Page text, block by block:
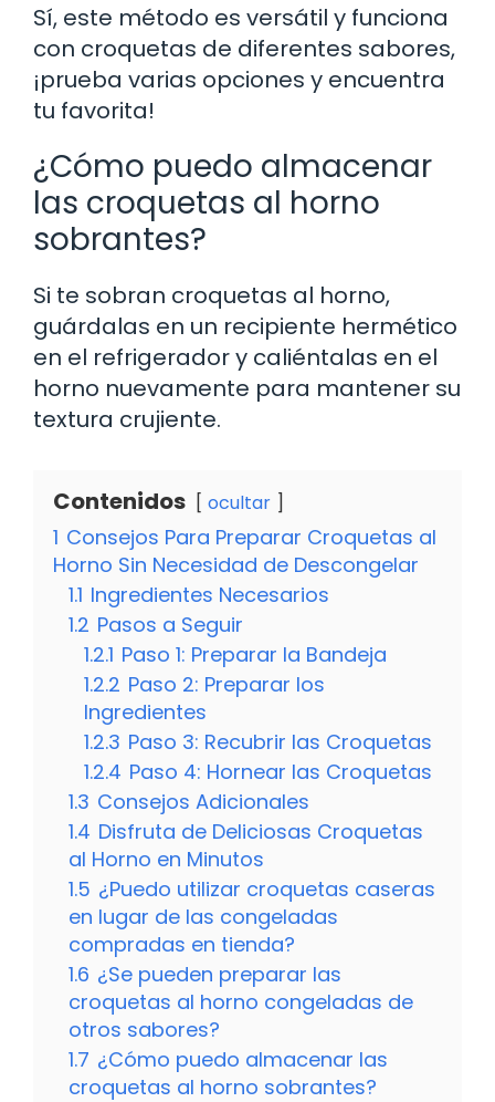
Sí, este método es versátil y funciona
con croquetas de diferentes sabores,
¡prueba varias opciones y encuentra
tu favorita!
¿Cómo puedo almacenar
las croquetas al horno
sobrantes?
Si te sobran croquetas al horno,
guárdalas en un recipiente hermético
en el refrigerador y caliéntalas en el
horno nuevamente para mantener su
textura crujiente.
Contenidos ocultar
1 Consejos Para Preparar Croquetas al
Horno Sin Necesidad de Descongelar
1.1 Ingredientes Necesarios
1.2 Pasos a Seguir
1.2.1 Paso 1: Preparar la Bandeja
1.2.2 Paso 2: Preparar los
Ingredientes
1.2.3 Paso 3: Recubrir las Croquetas
1.2.4 Paso 4: Hornear las Croquetas
1.3 Consejos Adicionales
1.4 Disfruta de Deliciosas Croquetas
al Horno en Minutos
1.5 ¿Puedo utilizar croquetas caseras
en lugar de las congeladas
compradas en tienda?
1.6 ¿Se pueden preparar las
croquetas al horno congeladas de
otros sabores?
1.7 ¿Cómo puedo almacenar las
croquetas al horno sobrantes?